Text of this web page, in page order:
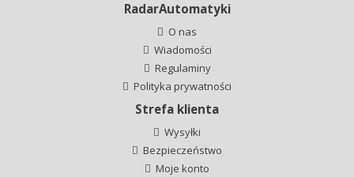
RadarAutomatyki
O nas
Wiadomości
Regulaminy
Polityka prywatności
Strefa klienta
Wysyłki
Bezpieczeństwo
Moje konto